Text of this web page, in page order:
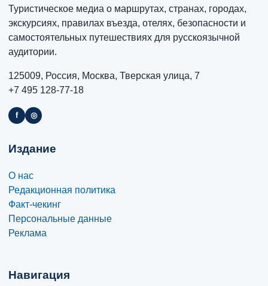
Туристическое медиа о маршрутах, странах, городах,
экскурсиях, правилах въезда, отелях, безопасности и
самостоятельных путешествиях для русскоязычной
аудитории.
125009, Россия, Москва, Тверская улица, 7
+7 495 128-77-18
f ◎
Издание
О нас
Редакционная политика
Факт-чекинг
Персональные данные
Реклама
Навигация